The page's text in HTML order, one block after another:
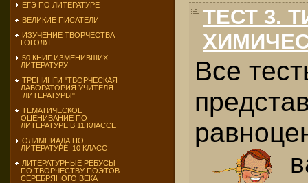
ЕГЭ ПО ЛИТЕРАТУРЕ
ВЕЛИКИЕ ПИСАТЕЛИ
ИЗУЧЕНИЕ ТВОРЧЕСТВА
ГОГОЛЯ
50 КНИГ ИЗМЕНИВШИХ
ЛИТЕРАТУРУ
ТРЕНИНГИ "ТВОРЧЕСКАЯ
ЛАБОРАТОРИЯ УЧИТЕЛЯ
ЛИТЕРАТУРЫ"
ТЕМАТИЧЕСКОЕ
ОЦЕНИВАНИЕ ПО
ЛИТЕРАТУРЕ В 11 КЛАССЕ
ОЛИМПИАДА ПО
ЛИТЕРАТУРЕ. 10 КЛАСС
ЛИТЕРАТУРНЫЕ РЕБУСЫ
ПО ТВОРЧЕСТВУ ПОЭТОВ
СЕРЕБРЯНОГО ВЕКА
ТЕСТ 3.
Все